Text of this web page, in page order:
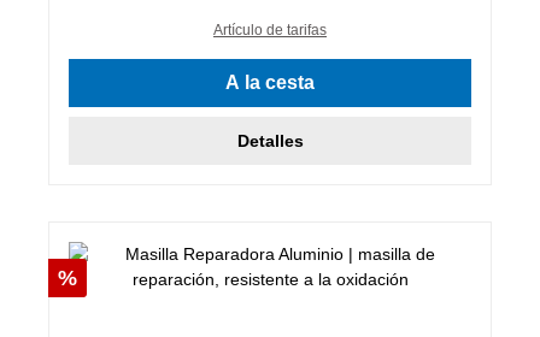
Artículo de tarifas
A la cesta
Detalles
Descuento
%